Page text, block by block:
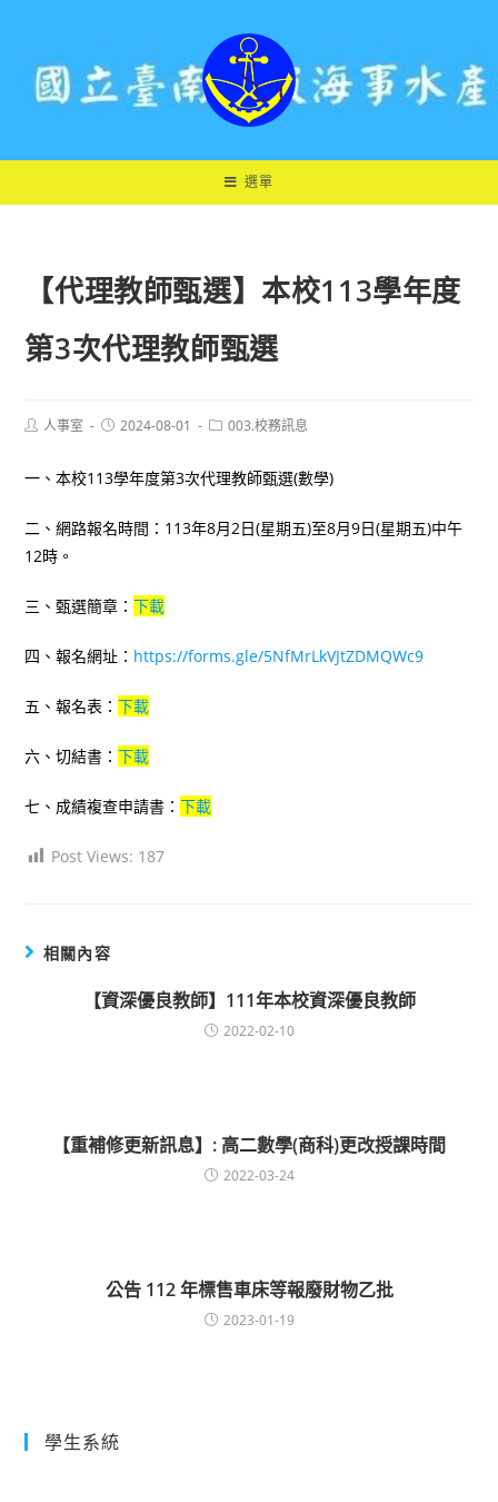
選單
【代理教師甄選】本校113學年度
第3次代理教師甄選
Post人事室
Post2024-08-01
Post003.校務訊息
一、本校113學年度第3次代理教師甄選(數學)
二、網路報名時間：113年8月2日(星期五)至8月9日(星期五)中午
12時。
三、甄選簡章：下載
四、報名網址： https://forms.gle/5NfMrLkVJtZDMQWc9
五、報名表：下載
六、切結書：下載
七、成績複查申請書：下載
Post Views: 187
相關內容
【資深優良教師】111年本校資深優良教師
2022-02-10
【重補修更新訊息】: 高二數學(商科)更改授課時間
2022-03-24
公告 112 年標售車床等報廢財物乙批
2023-01-19
學生系統